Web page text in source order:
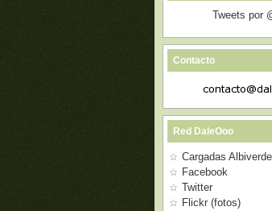
Tweets por
Contacto
Red DaleOoo
Cargadas
Facebook
Twitter
Flickr (fotos)